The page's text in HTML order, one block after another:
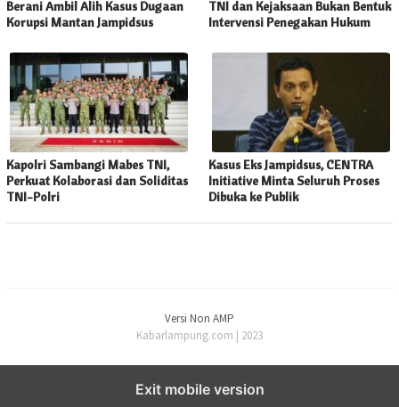
Berani Ambil Alih Kasus Dugaan
Korupsi Mantan Jampidsus
TNI dan Kejaksaan Bukan Bentuk
Intervensi Penegakan Hukum
Kapolri Sambangi Mabes TNI,
Perkuat Kolaborasi dan Soliditas
TNI-Polri
Kasus Eks Jampidsus, CENTRA
Initiative Minta Seluruh Proses
Dibuka ke Publik
Versi Non AMP
Kabarlampung.com | 2023
Exit mobile version